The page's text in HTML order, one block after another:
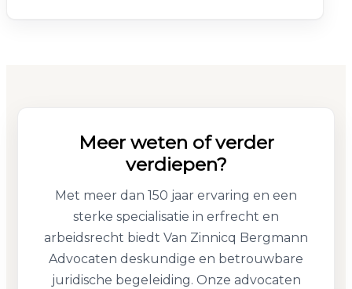
Meer weten of verder
verdiepen?
Met meer dan 150 jaar ervaring en een
sterke specialisatie in erfrecht en
arbeidsrecht biedt Van Zinnicq Bergmann
Advocaten deskundige en betrouwbare
juridische begeleiding. Onze advocaten